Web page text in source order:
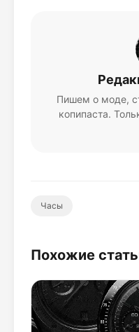
Пишем о моде,
копипаста.
Часы
Похожие